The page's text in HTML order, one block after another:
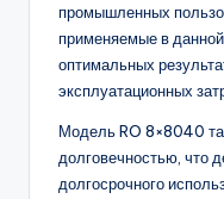
промышленных
применяемые в
оптимальных
эксплуатационных
Модель RO 8×8040
долговечностью, что
долгосрочного